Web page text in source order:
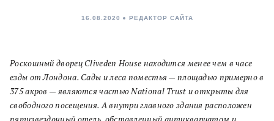
16.08.2020 РЕДАКТОР САЙТА
Роскошный дворец Cliveden House находится менее чем в часе
езды от Лондона. Сады и леса поместья — площадью примерно в
375 акров — являются частью National Trust и открыты для
свободного посещения. А внутри главного здания расположен